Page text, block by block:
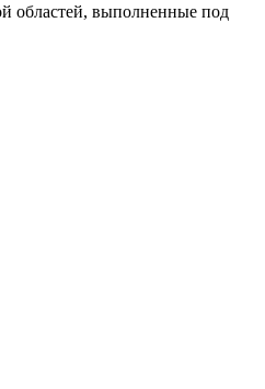
областей, выполненные под